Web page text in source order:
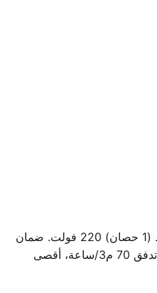
طلمبة سوبر ستار 0.75 كيلوواط (1 حصان) 220 فولت. ضمان
سنة ضد عيوب الصناعة. أقصى تدفق 70 م3/ساعة، أقصى